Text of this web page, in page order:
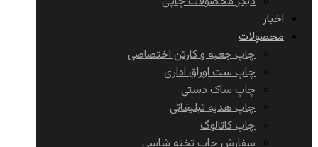
اخبار
محصولات
چاپ جعبه و کارتن اختصاصی
چاپ ست اوراق اداری
چاپ ساک دستی
چاپ هدیه تبلیغاتی
چاپ کاتالوگ